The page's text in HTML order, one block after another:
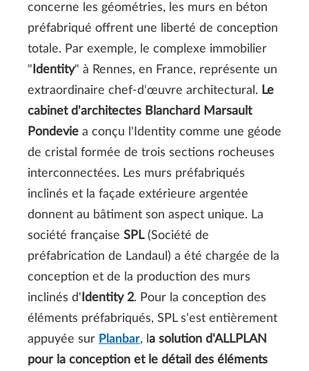
concerne les géométries, les murs en béton
préfabriqué offrent une liberté de conception
totale. Par exemple, le complexe immobilier
" Identity" à Rennes, en France, représente un
extraordinaire chef-d'œuvre architectural. Le
cabinet d'architectes Blanchard Marsault
Pondevie a conçu l'Identity comme une géode
de cristal formée de trois sections rocheuses
interconnectées. Les murs préfabriqués
inclinés et la façade extérieure argentée
donnent au bâtiment son aspect unique. La
société française SPL(Société de
préfabrication de Landaul) a été chargée de la
conception et de la production des murs
inclinés d' Identity 2. Pour la conception des
éléments préfabriqués, SPL s'est entièrement
appuyée sur Planbar, l a solution d'ALLPLAN
pour la conception et le détail des éléments